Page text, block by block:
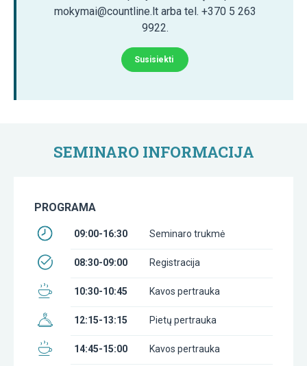
mokymai@countline.lt arba tel. +370 5 263
9922.
Susisiekti
SEMINARO INFORMACIJA
PROGRAMA
09:00-16:30 Seminaro trukmė
08:30-09:00 Registracija
10:30-10:45 Kavos pertrauka
12:15-13:15 Pietų pertrauka
14:45-15:00 Kavos pertrauka